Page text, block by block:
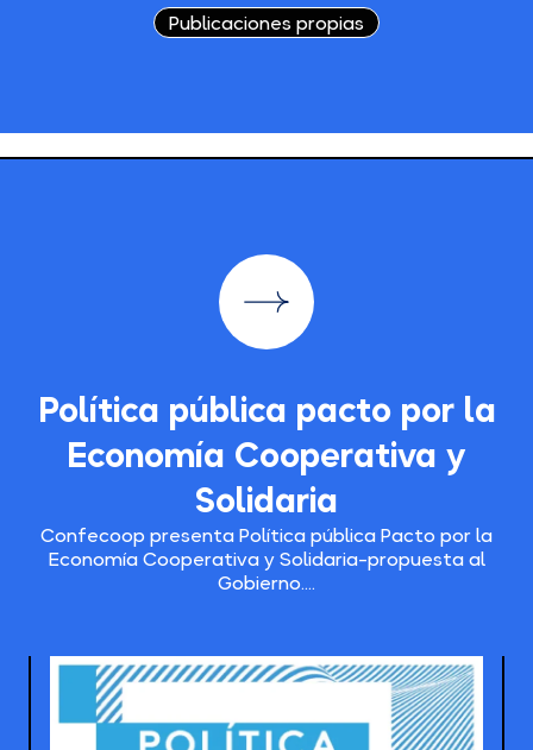
Publicaciones propias
Política pública pacto por la
Economía Cooperativa y
Solidaria
Confecoop presenta Política pública Pacto por la
Economía Cooperativa y Solidaria-propuesta al
Gobierno....